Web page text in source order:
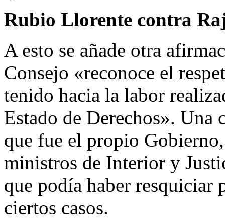
Rubio Llorente contra
A esto se añade otra
Consejo «reconoce el
tenido hacia la labor
Estado de Derechos». Una
que fue el propio
ministros de Interior y
que podía haber resquiciar
ciertos casos.